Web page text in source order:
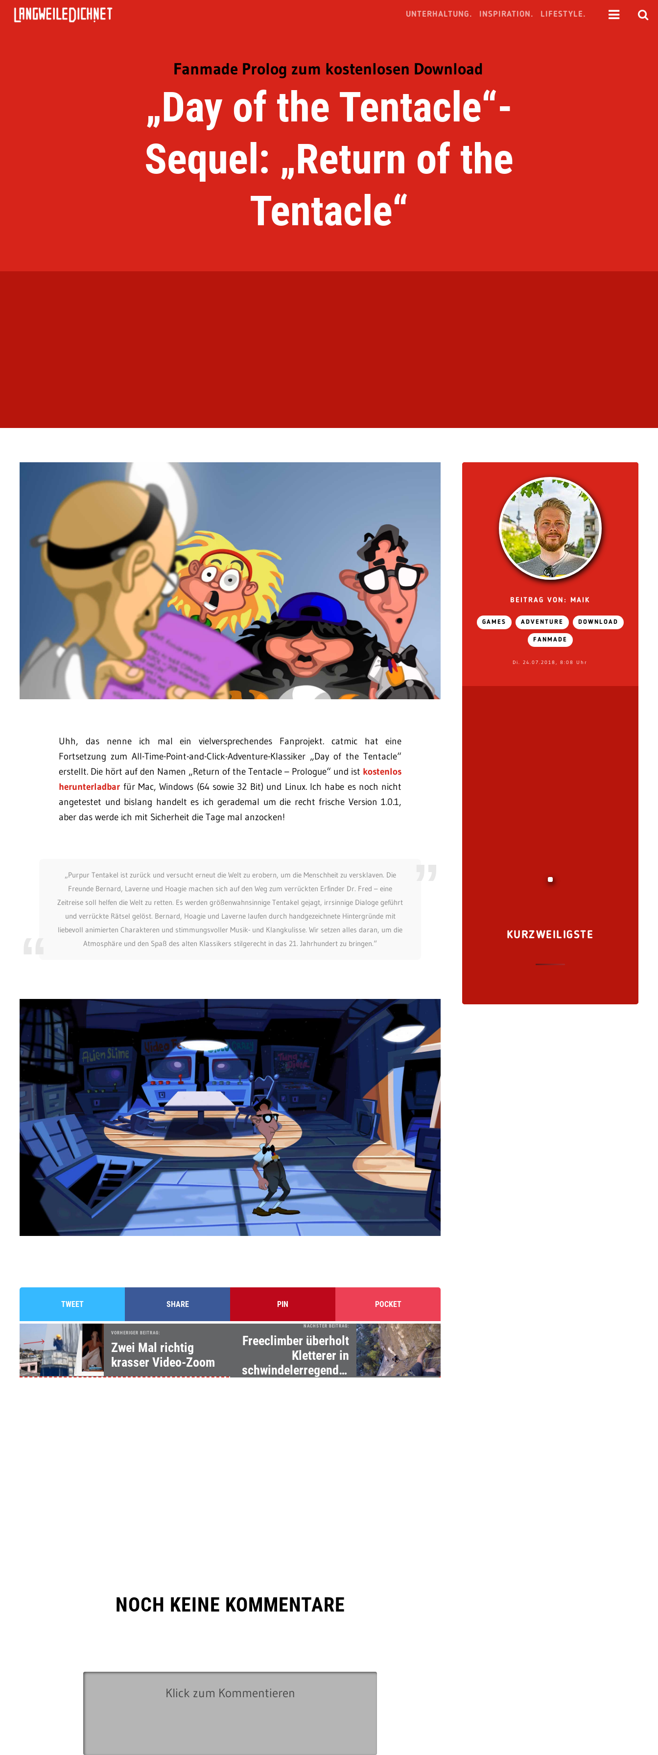
UNTERHALTUNG. INSPIRATION. LIFESTYLE.
Fanmade Prolog zum kostenlosen Download
„Day of the Tentacle“-
Sequel: „Return of the
Tentacle“
Uhh, das nenne ich mal ein vielversprechendes Fanprojekt. catmic hat eine
Fortsetzung zum All-Time-Point-and-Click-Adventure-Klassiker „Day of the Tentacle“
erstellt. Die hört auf den Namen „Return of the Tentacle – Prologue“ und ist kostenlos
herunterladbar für Mac, Windows (64 sowie 32 Bit) und Linux. Ich habe es noch nicht
angetestet und bislang handelt es ich gerademal um die recht frische Version 1.0.1,
aber das werde ich mit Sicherheit die Tage mal anzocken!
„Purpur Tentakel ist zurück und versucht erneut die Welt zu erobern, um die Menschheit zu versklaven. Die
Freunde Bernard, Laverne und Hoagie machen sich auf den Weg zum verrückten Erfinder Dr. Fred – eine
Zeitreise soll helfen die Welt zu retten. Es werden größenwahnsinnige Tentakel gejagt, irrsinnige Dialoge geführt
und verrückte Rätsel gelöst. Bernard, Hoagie und Laverne laufen durch handgezeichnete Hintergründe mit
liebevoll animierten Charakteren und stimmungsvoller Musik- und Klangkulisse. Wir setzen alles daran, um die
Atmosphäre und den Spaß des alten Klassikers stilgerecht in das 21. Jahrhundert zu bringen.“
TWEET SHARE PIN POCKET
VORHERIGER BEITRAG:
Zwei Mal richtig
krasser Video-Zoom
NÄCHSTER BEITRAG:
Freeclimber überholt
Kletterer in
schwindelerregender
NOCH KEINE KOMMENTARE
BEITRAG VON: MAIK
GAMES ADVENTURE DOWNLOAD
FANMADE
Di. 24.07.2018, 8:08 Uhr
KURZWEILIGSTE